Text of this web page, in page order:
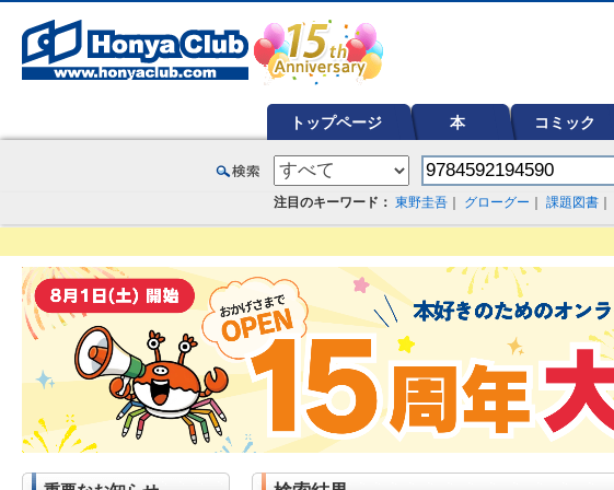
トップページ 本 コミック
注目のキーワード： 東野圭吾 グローグー 課題図書